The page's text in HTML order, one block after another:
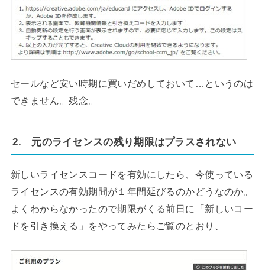
セールなど安い時期に買いだめしておいて…というのは
できません。残念。
2. 元のライセンスの残り期限はプラスされない
新しいライセンスコードを有効にしたら、今使っている
ライセンスの有効期間が１年間延びるのかどうなのか。
よくわからなかったので期限がくる前日に「新しいコー
ドを引き換える」をやってみたらご覧のとおり、